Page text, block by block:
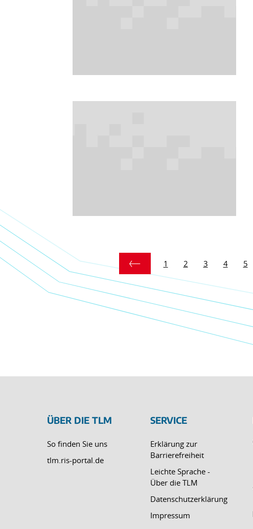
1 2 3 4 5
ÜBER DIE TLM
So finden Sie uns
tlm.ris-portal.de
SERVICE
Erklärung zur
Barrierefreiheit
Leichte Sprache -
Über die TLM
Datenschutzerklärung
Impressum